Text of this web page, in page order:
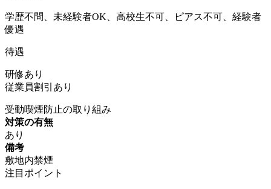
学歴不問、未経験者OK、高校生不可、ピアス不可、経験者
優遇
待遇
研修あり
従業員割引あり
受動喫煙防止の取り組み
対策の有無
あり
備考
敷地内禁煙
注目ポイント